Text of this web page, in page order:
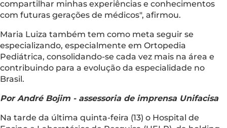
compartilhar minhas experiências e conhecimentos
com futuras gerações de médicos", afirmou.
Maria Luiza também tem como meta seguir se
especializando, especialmente em Ortopedia
Pediátrica, consolidando-se cada vez mais na área e
contribuindo para a evolução da especialidade no
Brasil.
Por André Bojim - assessoria de imprensa Unifacisa
Na tarde da última quinta-feira (13) o Hospital de